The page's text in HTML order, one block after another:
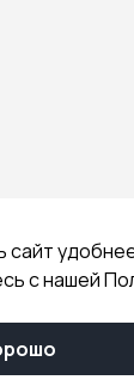
сайт
с нашей